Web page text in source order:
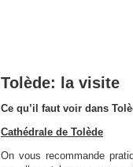
Tolède: la visite
Ce qu’il faut voir dans
Cathédrale de Tolède
On vous recommande